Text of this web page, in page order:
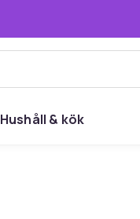
Hushåll & kök